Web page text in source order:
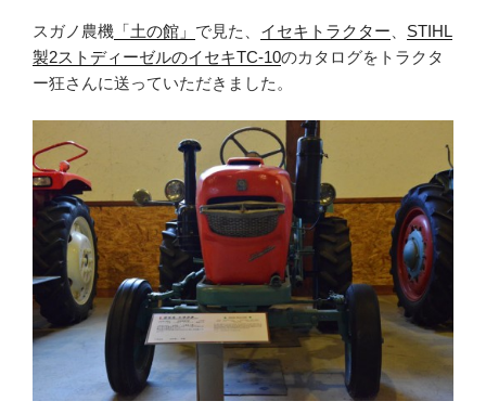
スガノ農機 「土の館」 で見た、 イセキトラクター
STIHL
製2ストディーゼルのイセキTC-10のカタログをトラクタ
ー狂さんに送っていただきました。